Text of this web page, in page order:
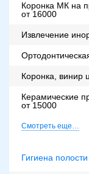
Коронка МК на
от 16000
Извлечение
Коронка, винир
Керамические
от 15000
Смотреть еще…
Гигиена полости